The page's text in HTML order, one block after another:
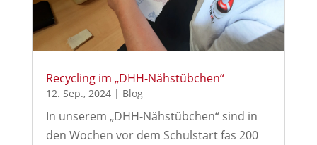
Recycling im „DHH-Nähstübchen“
12. Sep., 2024| Blog
In unserem „DHH-Nähstübchen“ sind in
den Wochen vor dem Schulstart fas 200